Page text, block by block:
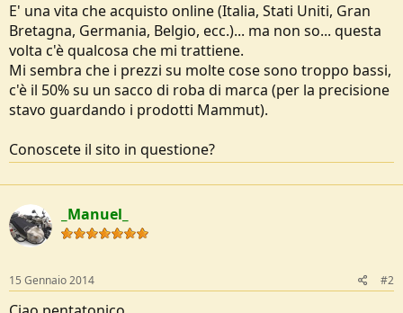
s
s
i
o
n
e
E' una vita che acquisto online (Italia, Stati Uniti, Gran
Bretagna, Germania, Belgio, ecc.)... ma non so... questa
volta c'è qualcosa che mi trattiene.
Mi sembra che i prezzi su molte cose sono troppo bassi,
c'è il 50% su un sacco di roba di marca (per la precisione
stavo guardando i prodotti Mammut).
Conoscete il sito in questione?
_Manuel_
15 Gennaio 2014 #2